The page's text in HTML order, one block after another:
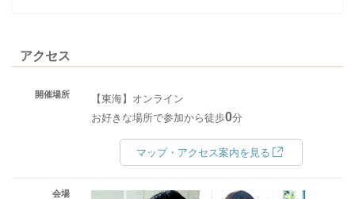
アクセス
開催場所
【東海】オンライン
お好きな場所で参加から徒歩0分
マップ・アクセス案内を見る
会場